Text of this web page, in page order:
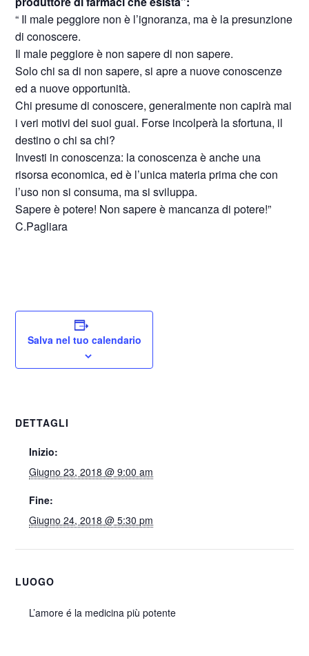
“ Il male peggiore non è l’ignoranza, ma è la presunzione
di conoscere.
Il male peggiore è non sapere di non sapere.
Solo chi sa di non sapere, si apre a nuove conoscenze
ed a nuove opportunità.
Chi presume di conoscere, generalmente non capirà mai
i veri motivi dei suoi guai. Forse incolperà la sfortuna, il
destino o chi sa chi?
Investi in conoscenza: la conoscenza è anche una
risorsa economica, ed è l’unica materia prima che con
l’uso non si consuma, ma si sviluppa.
Sapere è potere! Non sapere è mancanza di potere!”
C.Pagliara
Salva nel tuo calendario
DETTAGLI
Inizio:
Giugno 23, 2018 @ 9:00 am
Fine:
Giugno 24, 2018 @ 5:30 pm
LUOGO
L’amore é la medicina più potente